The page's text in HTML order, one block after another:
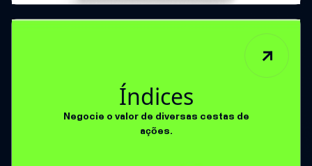
Índices
Negocie o valor de diversas cestas de
ações.